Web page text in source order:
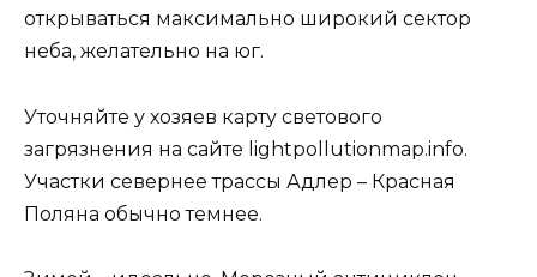
открываться максимально широкий сектор
неба, желательно на юг.
Уточняйте у хозяев карту светового
загрязнения на сайте lightpollutionmap.info.
Участки севернее трассы Адлер – Красная
Поляна обычно темнее.